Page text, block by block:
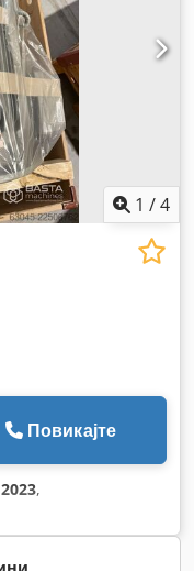
1 /4
Повикајте
2023,